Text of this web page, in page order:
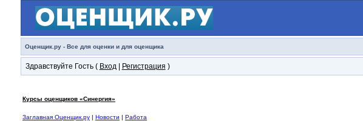
Оценщик.ру - Все для оценки и для оценщика
Здравствуйте Гость ( Вход| Регистрация )
Курсы оценщиков «Синергия»
Заглавная Оценщик.ру| Новости | Работа